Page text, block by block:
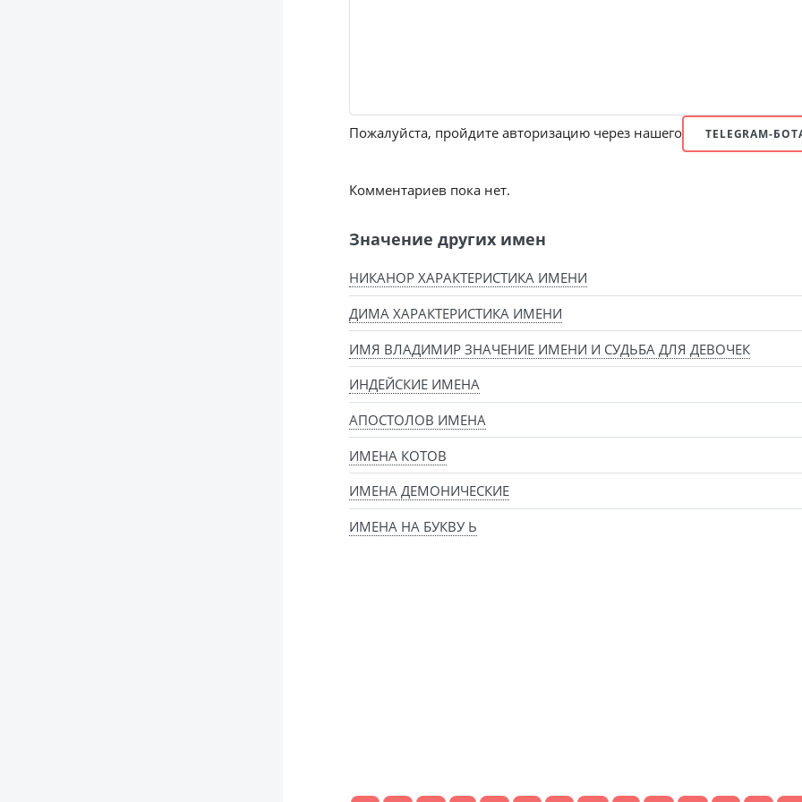
Пожалуйста, пройдите авторизацию через нашего TELEGRAM-
Комментариев пока нет.
Значение других имен
НИКАНОР ХАРАКТЕРИСТИКА ИМЕНИ
ДИМА ХАРАКТЕРИСТИКА ИМЕНИ
ИМЯ ВЛАДИМИР ЗНАЧЕНИЕ ИМЕНИ И СУДЬБА ДЛЯ ДЕВОЧЕК
ИНДЕЙСКИЕ ИМЕНА
АПОСТОЛОВ ИМЕНА
ИМЕНА КОТОВ
ИМЕНА ДЕМОНИЧЕСКИЕ
ИМЕНА НА БУКВУ Ь